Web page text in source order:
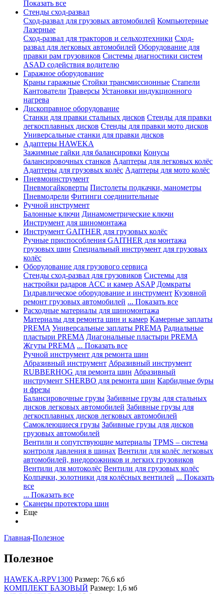
Показать все
Стенды сход-развал
Сход-развал для грузовых автомобилей Компьютерные
Лазерные
Сход-развал для тракторов и сельхозтехники Сход-
развал для легковых автомобилей Оборудование для
правки рам грузовиков Системы диагностики систем
ASAD содействия водителю
Гаражное оборудование
Краны гаражные Стойки трансмиссионные Стапели
Кантователи Траверсы Установки индукционного
нагрева
Дископравное оборудование
Станки для правки стальных дисков Стенды для правки
легкосплавных дисков Стенды для правки мото дисков
Универсальные станки для правки дисков
Адаптеры HAWEKA
Зажимные гайки для балансировки Конусы
балансировочных станков Адаптеры для легковых колёс
Адаптеры для грузовых колёс Адаптеры для мото колёс
Пневмоинструмент
Пневмогайковерты Пистолеты подкачки, манометры
Пневмодрели Фитинги соединительные
Ручной инструмент
Балонные ключи Динамометрические ключи
Инструмент для шиномонтажа
Инструмент GAITHER для грузовых колёс
Ручные приспособления GAITHER для монтажа
грузовых шин Специальный инструмент для грузовых
колёс
Оборудование для грузового сервиса
Стенды сход-развал для грузовиков Системы для
настройки радаров ACC и камер ASAP Домкраты
Гидравлическое оборудование и инструмент Кузовной
ремонт грузовых автомобилей ... Показать все
Расходные материалы для шиномонтажа
Материалы для ремонта шин и камер Камерные заплаты
PREMA Универсальные заплаты PREMA Радиальные
пластыри PREMA Диагональные пластыри PREMA
Жгуты PREMA ... Показать все
Ручной инструмент для ремонта шин
Абразивный инструмент Абразивный инструмент
RUBBERHOG для ремонта шин Абразивный
инструмент SHERBO для ремонта шин Карбидные буры
и фрезы
Балансировочные грузы Забивные грузы для стальных
дисков легковых автомобилей Забивные грузы для
легкосплавных дисков легковых автомобилей
Самоклеющиеся грузы Забивные грузы для дисков
грузовых автомобилей
Вентили и сопутствующие материалы TPMS – система
контроля давления в шинах Вентили для колёс легковых
автомобилей, внедорожников и легких грузовиков
Вентили для мотоколёс Вентили для грузовых колёс
Колпачки, золотники для колёсных вентилей ... Показать
все
... Показать все
Сканеры протектора шин
Еще
Главная-Полезное
Полезное
HAWEKA-RPV1300 Размер: 76,6 кб
КОМПЛЕКТ БАЗОВЫЙ Размер: 1,6 мб